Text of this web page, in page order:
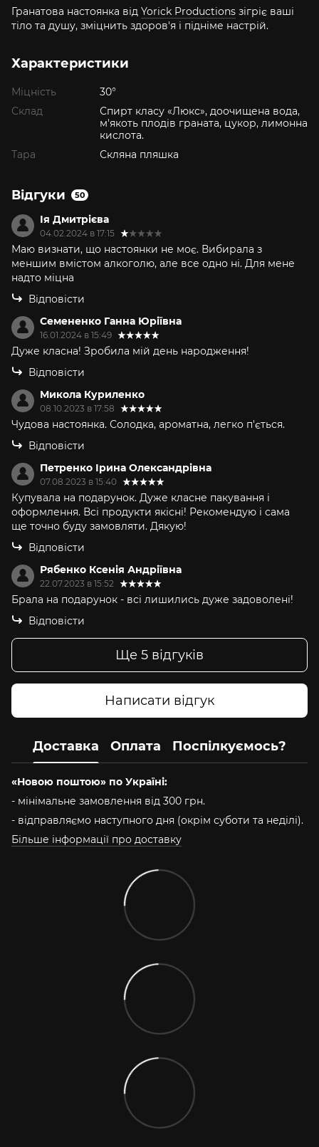
Гранатова настоянка від Yorick Productions зігріє ваші
тіло та душу, зміцнить здоров'я і підніме настрій.
Характеристики
Міцність
30°
Склад
Спирт класу «Люкс», доочищена вода,
м'якоть плодів граната, цукор, лимонна
кислота.
Тара
Скляна пляшка
Відгуки 50
Ія Дмитрієва
04.02.2024 в 17:15
Маю визнати, що настоянки не моє. Вибирала з
меншим вмістом алкоголю, але все одно ні. Для мене
надто міцна
Відповісти
Семененко Ганна Юріївна
16.01.2024 в 15:49
Дуже класна! Зробила мій день народження!
Відповісти
Микола Куриленко
08.10.2023 в 17:58
Чудова настоянка. Солодка, ароматна, легко п'ється.
Відповісти
Петренко Ірина Олександрівна
07.08.2023 в 15:40
Купувала на подарунок. Дуже класне пакування і
оформлення. Всі продукти якісні! Рекомендую і сама
ще точно буду замовляти. Дякую!
Відповісти
Рябенко Ксенія Андріївна
22.07.2023 в 15:52
Брала на подарунок - всі лишились дуже задоволені!
Відповісти
Ще 5 відгуків
Написати відгук
Доставка Оплата Поспілкуємось?
«Новою поштою» по Україні:
- мінімальне замовлення від 300 грн.
- відправляємо наступного дня (окрім суботи та неділі).
Більше інформації про доставку